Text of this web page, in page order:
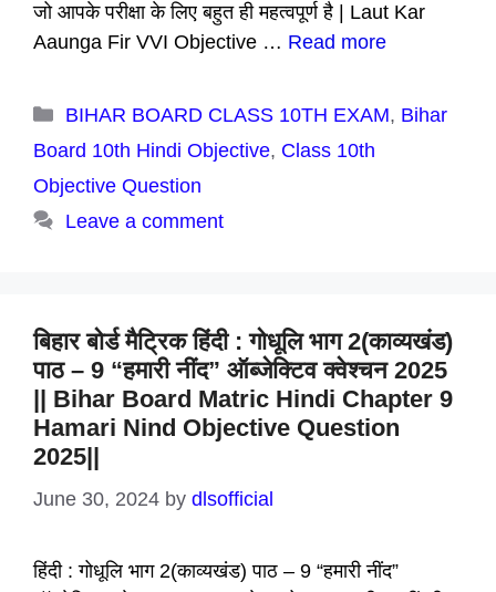
जो आपके परीक्षा के लिए बहुत ही महत्वपूर्ण है | Laut Kar
Aaunga Fir VVI Objective … Read more
Categories
BIHAR BOARD CLASS 10TH EXAM, Bihar
Board 10th Hindi Objective, Class 10th
Objective Question
Leave a comment
बिहार बोर्ड मैट्रिक हिंदी : गोधूलि भाग 2(काव्यखंड)
पाठ – 9 “हमारी नींद” ऑब्जेक्टिव क्वेश्चन 2025
|| Bihar Board Matric Hindi Chapter 9
Hamari Nind Objective Question
2025||
June 30, 2024 by dlsofficial
हिंदी : गोधूलि भाग 2(काव्यखंड) पाठ – 9 “हमारी नींद”